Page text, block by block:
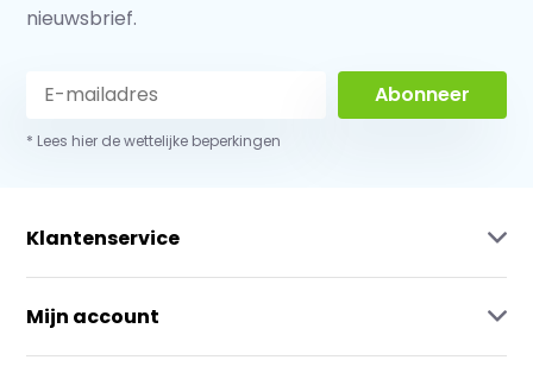
nieuwsbrief.
Abonneer
* Lees hier de wettelijke beperkingen
Klantenservice
Mijn account